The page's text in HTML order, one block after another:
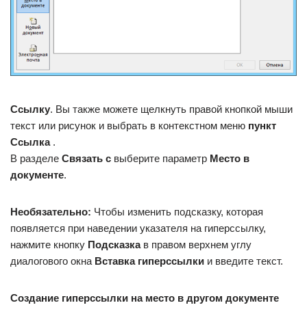
Ссылку. Вы также можете щелкнуть правой кнопкой мыши
текст или рисунок и выбрать в контекстном меню пункт
Ссылка.
В разделе Связать с выберите параметр Место в
документе.
Необязательно: Чтобы изменить подсказку, которая
появляется при наведении указателя на гиперссылку,
нажмите кнопку Подсказкав правом верхнем углу
диалогового окна Вставка гиперссылки и введите текст.
Создание гиперссылки на место в другом документе